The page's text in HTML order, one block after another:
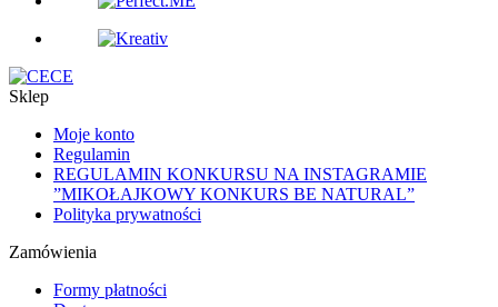
Sklep
Moje konto
Regulamin
REGULAMIN KONKURSU NA INSTAGRAMIE
”MIKOŁAJKOWY KONKURS BE NATURAL”
Polityka prywatności
Zamówienia
Formy płatności